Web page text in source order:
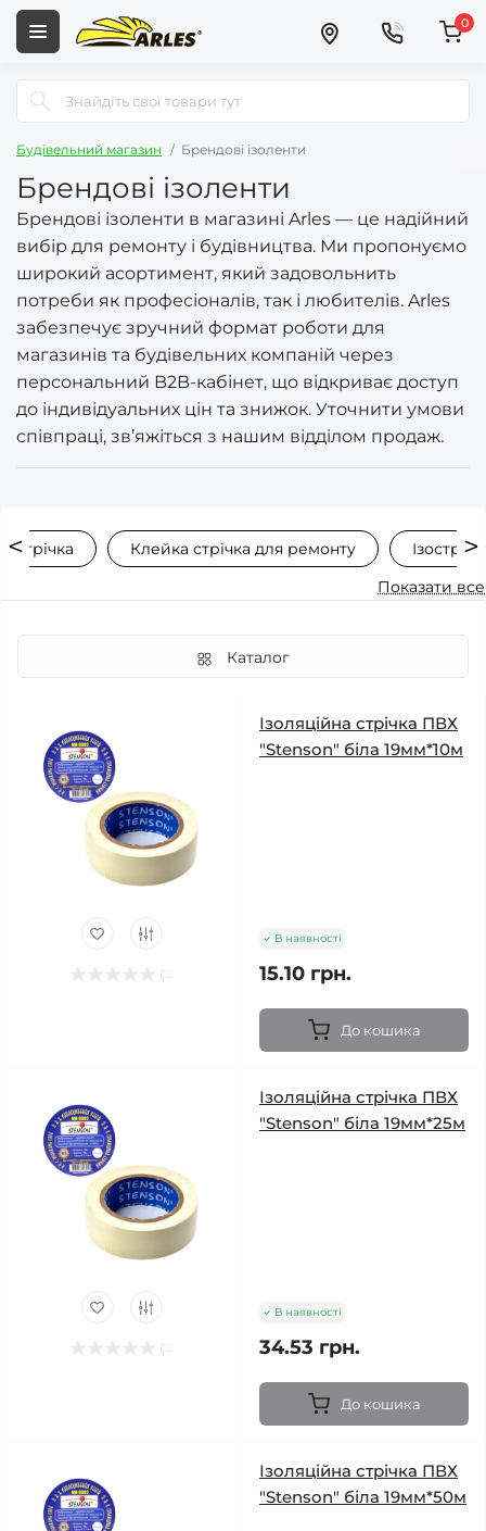
0
Будівельний магазин Брендові ізоленти
Брендові ізоленти
Брендові ізоленти в магазині Arles — це надійний
вибір для ремонту і будівництва. Ми пропонуємо
широкий асортимент, який задовольнить
потреби як професіоналів, так і любителів. Arles
забезпечує зручний формат роботи для
магазинів та будівельних компаній через
персональний B2B-кабінет, що відкриває доступ
до індивідуальних цін та знижок. Уточнити умови
співпраці, зв’яжіться з нашим відділом продаж.
стрічка Клейка стрічка для ремонту
Показати все
Каталог
Ізоляційна стрічка ПВХ
"Stenson" біла 19мм*10м
В наявності
15.10 грн.
До кошика
Ізоляційна стрічка ПВХ
"Stenson" біла 19мм*25м
В наявності
34.53 грн.
До кошика
Ізоляційна стрічка ПВХ
"Stenson" біла 19мм*50м